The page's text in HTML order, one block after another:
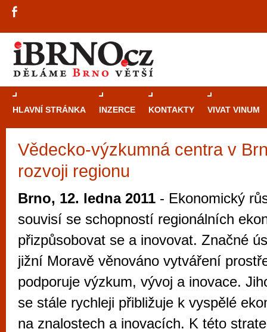
HLAVNÍ STRÁNKA INZERCE KONTAKTY VIVAT VINUM
Vědecko-výzkumná centra v
rozvoji regionu
Brno, 12. ledna 2011 - Ekonomický
souvisí se schopností regionálních
přizpůsobovat se a inovovat. Značné
jižní Moravě věnováno vytváření
podporuje výzkum, vývoj a inovace.
se stále rychleji přibližuje k vyspělé
na znalostech a inovacích. K této
Průvodce
Brno je
zajímavé
restaurace,
Mimo jiné je ale také místem, kde si
vyzkoušet různé kasinové hry. V
metropoli naleznete širokou nabídku her
po moderní automaty jak pro pravidelné
příležitostné hráče. V...